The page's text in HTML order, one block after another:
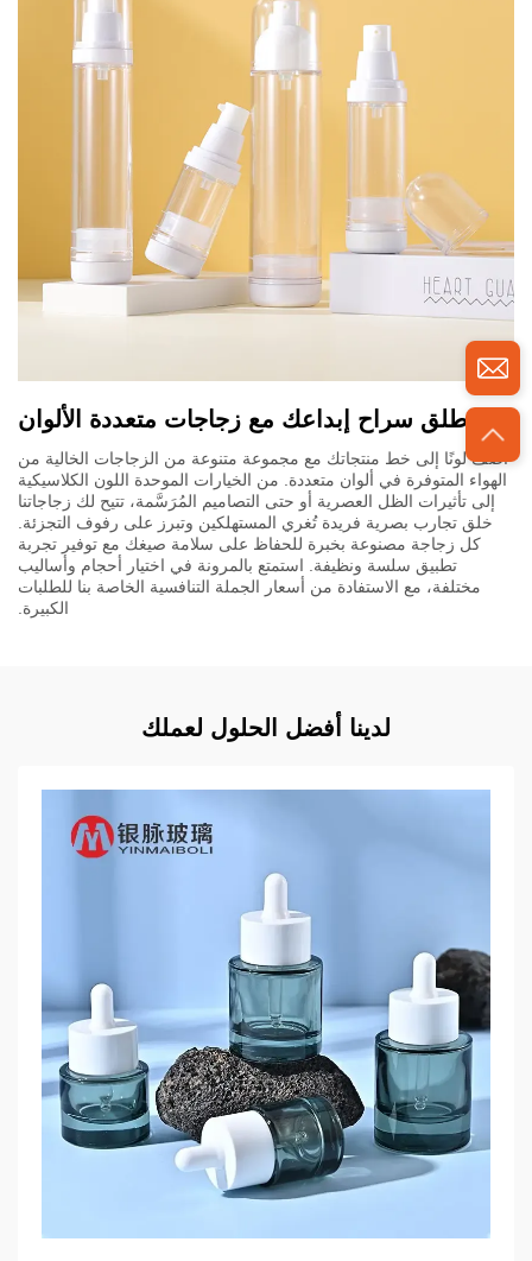
اطلق سراح إبداعك مع زجاجات متعددة الألوان
أضف لونًا إلى خط منتجاتك مع مجموعة متنوعة من الزجاجات الخالية من
الهواء المتوفرة في ألوان متعددة. من الخيارات الموحدة اللون الكلاسيكية
إلى تأثيرات الظل العصرية أو حتى التصاميم المُرَسَّمة، تتيح لك زجاجاتنا
خلق تجارب بصرية فريدة تُغري المستهلكين وتبرز على رفوف التجزئة.
كل زجاجة مصنوعة بخبرة للحفاظ على سلامة صيغك مع توفير تجربة
تطبيق سلسة ونظيفة. استمتع بالمرونة في اختيار أحجام وأساليب
مختلفة، مع الاستفادة من أسعار الجملة التنافسية الخاصة بنا للطلبات
الكبيرة.
لدينا أفضل الحلول لعملك